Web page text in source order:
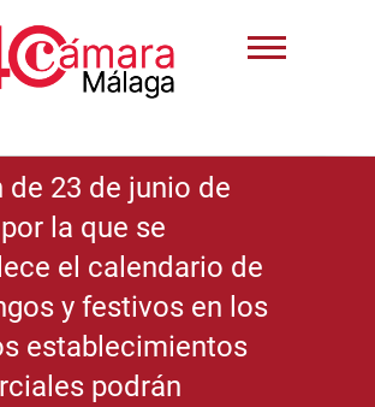
de 23 de junio de
la que se
el calendario de
y festivos en los
establecimientos
podrán